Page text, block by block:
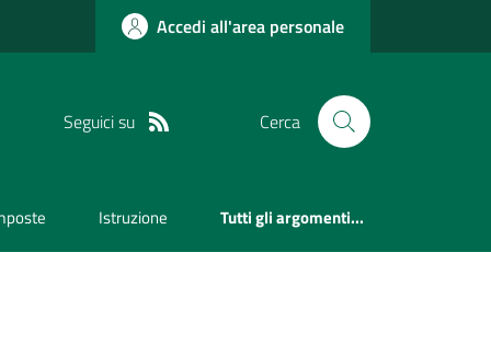
Accedi all'area personale
Seguici su Cerca
Istruzione Tutti gli argomenti...